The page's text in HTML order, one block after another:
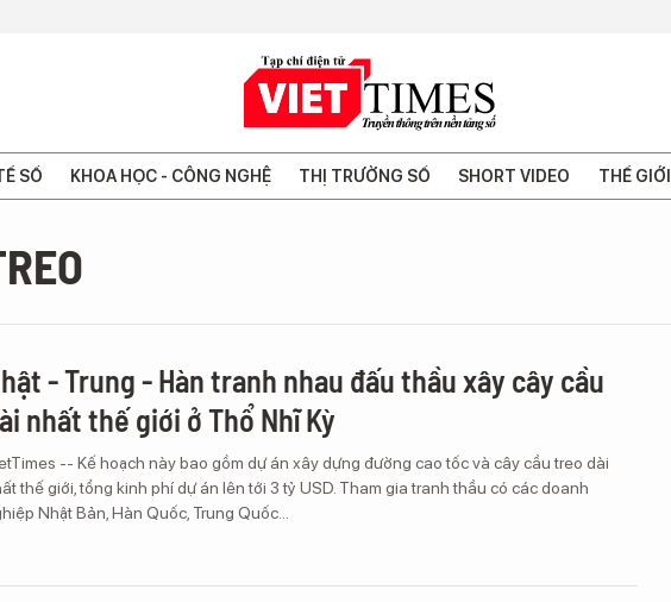
SỐ KHOA HỌC - CÔNG NGHỆ THỊ TRƯỜNG SỐ SHORT VIDEO THẾ GIỚI
- Trung - Hàn tranh nhau đấu thầu xây cây cầu
nhất thế giới ở Thổ Nhĩ Kỳ
-- Kế hoạch này bao gồm dự án xây dựng đường cao tốc và cây cầu treo dài
thế giới, tổng kinh phí dự án lên tới 3 tỷ USD. Tham gia tranh thầu có các doanh
Nhật Bản, Hàn Quốc, Trung Quốc...